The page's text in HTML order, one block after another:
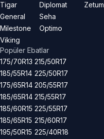
Tigar
General
Milestone
Viking
Diplomat
Seha
Optimo
Zetum
Popüler Ebatlar
175/70R13
185/55R14
175/65R14
185/65R14
185/60R15
185/65R15
195/50R15
215/50R17
225/50R17
205/55R17
215/55R17
225/55R17
215/60R17
225/40R18